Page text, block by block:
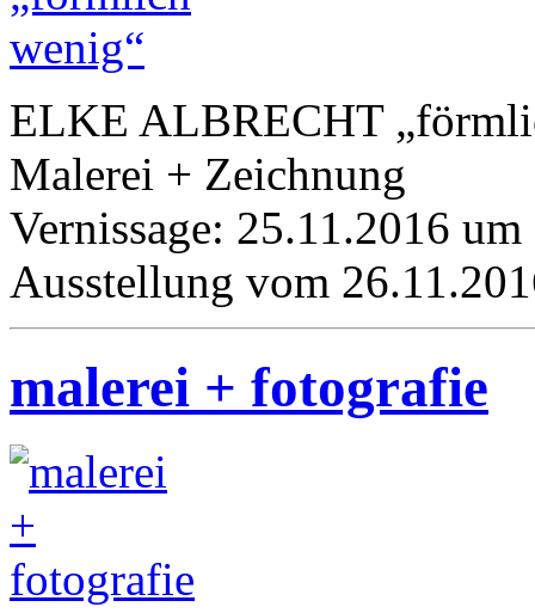
ELKE ALBRECHT
Malerei + Zeichnung
Vernissage: 25.11.2016
Ausstellung vom
malerei + fotografie